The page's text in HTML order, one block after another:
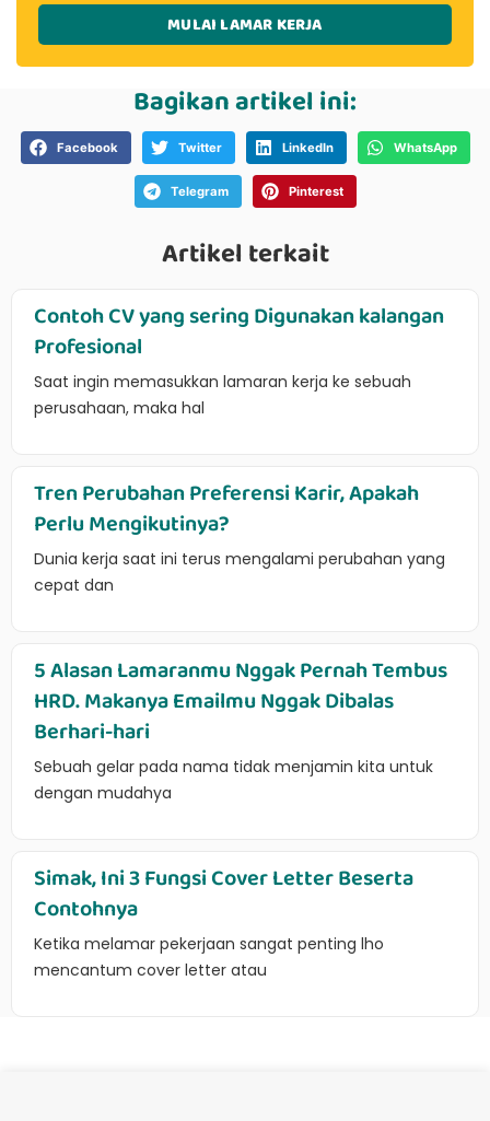
MULAI LAMAR KERJA
Bagikan artikel ini:
Facebook Twitter LinkedIn WhatsApp
Telegram Pinterest
Artikel terkait
Contoh CV yang sering Digunakan kalangan
Profesional
Saat ingin memasukkan lamaran kerja ke sebuah
perusahaan, maka hal
Tren Perubahan Preferensi Karir, Apakah
Perlu Mengikutinya?
Dunia kerja saat ini terus mengalami perubahan yang
cepat dan
5 Alasan Lamaranmu Nggak Pernah Tembus
HRD. Makanya Emailmu Nggak Dibalas
Berhari-hari
Sebuah gelar pada nama tidak menjamin kita untuk
dengan mudahya
Simak, Ini 3 Fungsi Cover Letter Beserta
Contohnya
Ketika melamar pekerjaan sangat penting lho
mencantum cover letter atau